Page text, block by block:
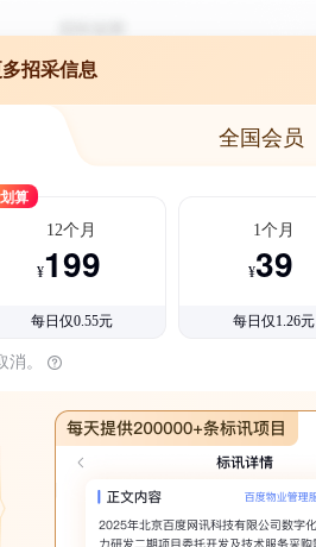
招采信息
全国会员
算
12个月
¥199
每日仅0.55元
1个月
¥39
每日仅1.26元
。